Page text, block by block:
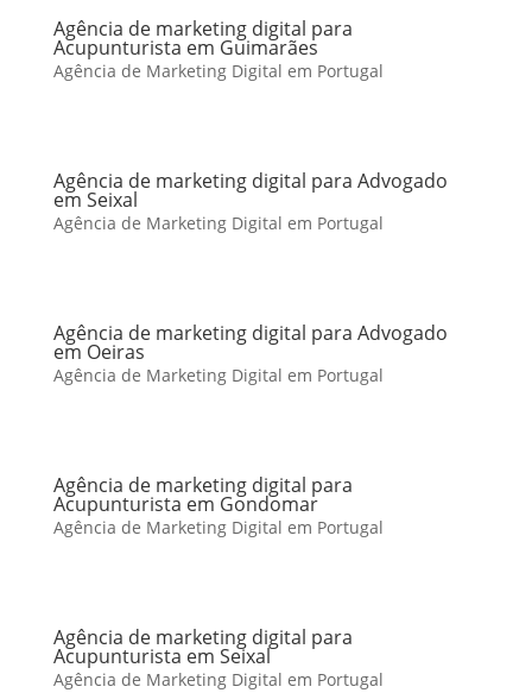
Agência de marketing digital para
Acupunturista em Guimarães
Agência de Marketing Digital em Portugal
Agência de marketing digital para Advogado
em Seixal
Agência de Marketing Digital em Portugal
Agência de marketing digital para Advogado
em Oeiras
Agência de Marketing Digital em Portugal
Agência de marketing digital para
Acupunturista em Gondomar
Agência de Marketing Digital em Portugal
Agência de marketing digital para
Acupunturista em Seixal
Agência de Marketing Digital em Portugal